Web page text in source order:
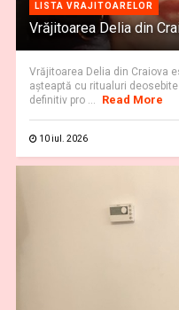
LISTA VRAJITOARELOR
Vrăjitoarea Delia din
Vrăjitoarea Delia din Craiova
aşteaptă cu ritualuri
definitiv pro ...
Read More
10 iul. 2026